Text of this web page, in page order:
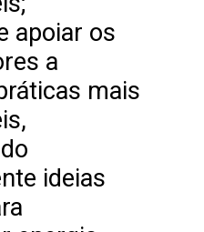
apoiar os
a
mais
ideias